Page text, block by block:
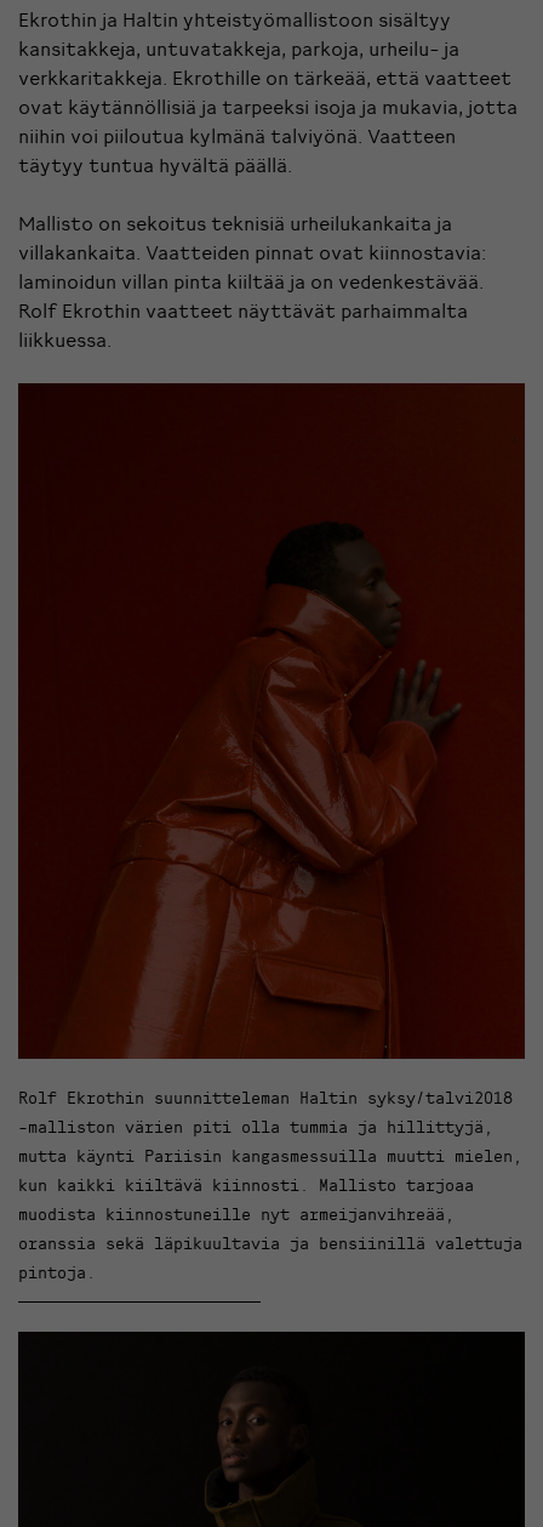
Ekrothin ja Haltin yhteistyömallistoon sisältyy
kansitakkeja, untuvatakkeja, parkoja, urheilu- ja
verkkaritakkeja. Ekrothille on tärkeää, että vaatteet
ovat käytännöllisiä ja tarpeeksi isoja ja mukavia, jotta
niihin voi piiloutua kylmänä talviyönä. Vaatteen
täytyy tuntua hyvältä päällä.
Mallisto on sekoitus teknisiä urheilukankaita ja
villakankaita. Vaatteiden pinnat ovat kiinnostavia:
laminoidun villan pinta kiiltää ja on vedenkestävää.
Rolf Ekrothin vaatteet näyttävät parhaimmalta
liikkuessa.
Rolf Ekrothin suunnitteleman Haltin syksy/talvi2018
-malliston värien piti olla tummia ja hillittyjä,
mutta käynti Pariisin kangasmessuilla muutti mielen,
kun kaikki kiiltävä kiinnosti. Mallisto tarjoaa
muodista kiinnostuneille nyt armeijanvihreää,
oranssia sekä läpikuultavia ja bensiinillä valettuja
pintoja.